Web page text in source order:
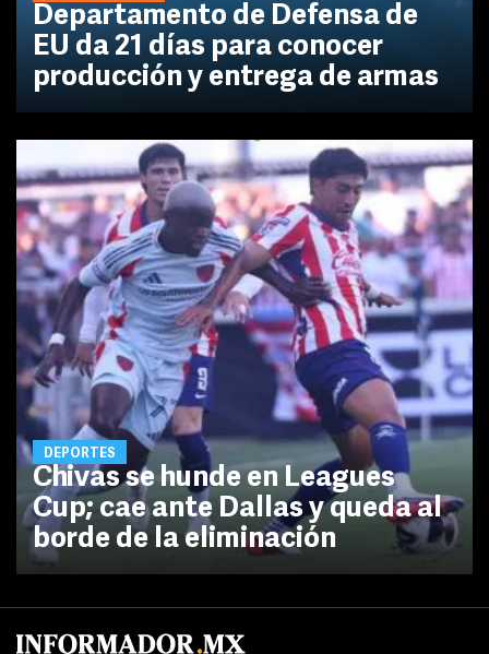
Departamento de Defensa de
EU da 21 días para conocer
producción y entrega de armas
DEPORTES
Chivas se hunde en Leagues
Cup; cae ante Dallas y queda al
borde de la eliminación